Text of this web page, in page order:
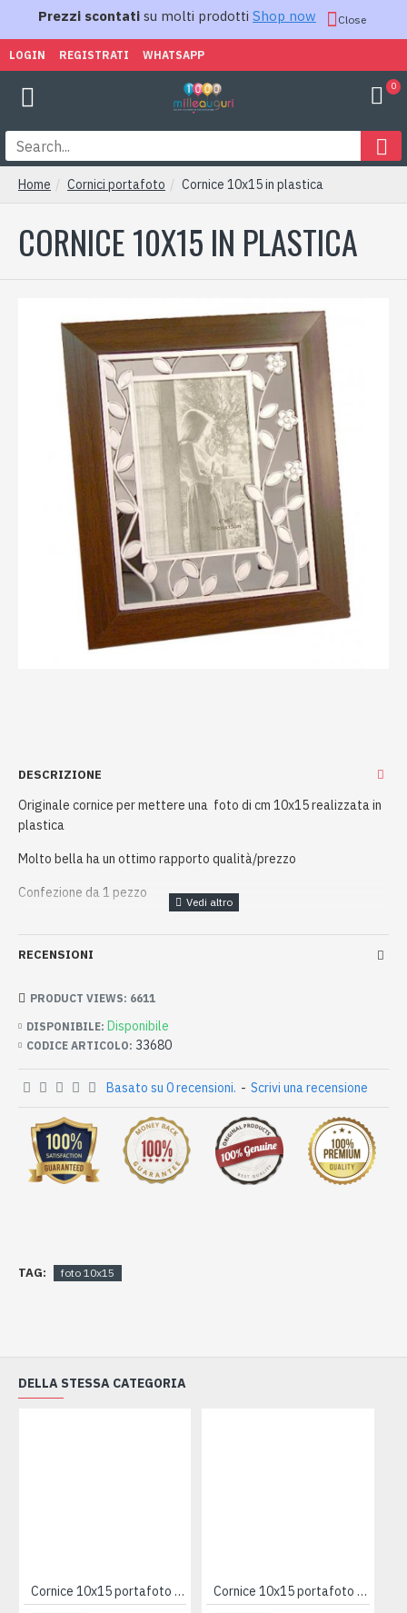
Prezzi scontati su molti prodotti Shop now Close
LOGIN REGISTRATI WHATSAPP
0
Home Cornici portafoto Cornice 10x15 in plastica
CORNICE 10X15 IN PLASTICA
DESCRIZIONE
Originale cornice per mettere una foto di cm 10x15 realizzata in
plastica
Molto bella ha un ottimo rapporto qualità/prezzo
Confezione da 1 pezzo
RECENSIONI
DISPONIBILE: Disponibile
CODICE ARTICOLO: 33680
PRODUCT VIEWS: 6611
Basato su 0 recensioni. - Scrivi una recensione
TAG: foto 10x15
DELLA STESSA CATEGORIA
Cornice 10x15 portafoto madreperla Cornice 10x15 portafoto mucca